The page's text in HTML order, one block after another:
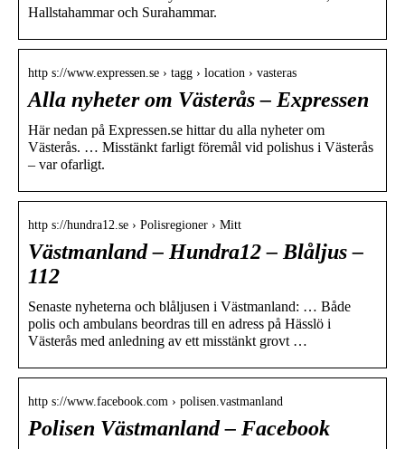
Hallstahammar och Surahammar.
http s://www.expressen.se › tagg › location › vasteras
Alla nyheter om Västerås – Expressen
Här nedan på Expressen.se hittar du alla nyheter om
Västerås. … Misstänkt farligt föremål vid polishus i Västerås
– var ofarligt.
http s://hundra12.se › Polisregioner › Mitt
Västmanland – Hundra12 – Blåljus –
112
Senaste nyheterna och blåljusen i Västmanland: … Både
polis och ambulans beordras till en adress på Hässlö i
Västerås med anledning av ett misstänkt grovt …
http s://www.facebook.com › polisen.vastmanland
Polisen Västmanland – Facebook